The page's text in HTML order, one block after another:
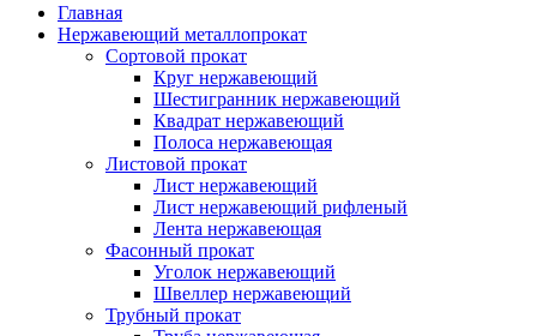
Главная
Нержавеющий металлопрокат
Сортовой прокат
Круг нержавеющий
Шестигранник нержавеющий
Квадрат нержавеющий
Полоса нержавеющая
Листовой прокат
Лист нержавеющий
Лист нержавеющий рифленый
Лента нержавеющая
Фасонный прокат
Уголок нержавеющий
Швеллер нержавеющий
Трубный прокат